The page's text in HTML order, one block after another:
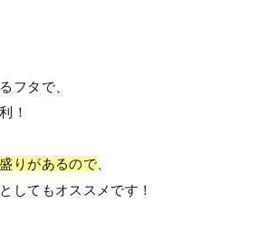
フタで、
！
りがあるので、
してもオススメです！